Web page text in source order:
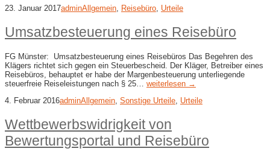
23. Januar 2017adminAllgemein Reisebüro Urteile
Umsatzbesteuerung eines Reisebüro
FG Münster: Umsatzbesteuerung eines Reisebüros Das Begehren des
Klägers richtet sich gegen ein Steuerbescheid. Der Kläger, Betreiber eines
Reisebüros, behauptet er habe der Margenbesteuerung unterliegende
steuerfreie Reiseleistungen nach § 25… weiterlesen →
4. Februar 2016adminAllgemein Sonstige Urteile Urteile
Wettbewerbswidrigkeit von
Bewertungsportal und Reisebüro